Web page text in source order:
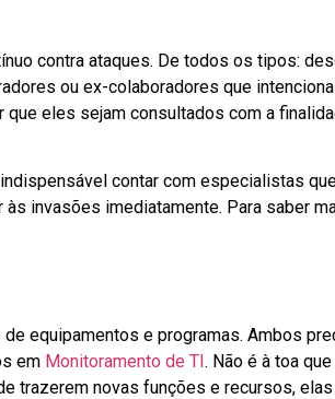
contra ataques. De todos os tipos:
ou ex-colaboradores que
eles sejam consultados com a
contar com especialistas
invasões imediatamente. Para saber
equipamentos e programas. Ambos
em Monitoramento de TI. Não é à toa
trazerem novas funções e recursos,